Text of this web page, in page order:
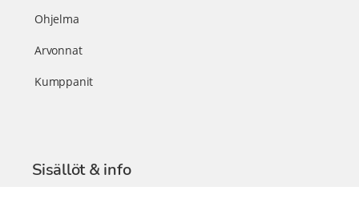
Ohjelma
Arvonnat
Kumppanit
Sisällöt & info